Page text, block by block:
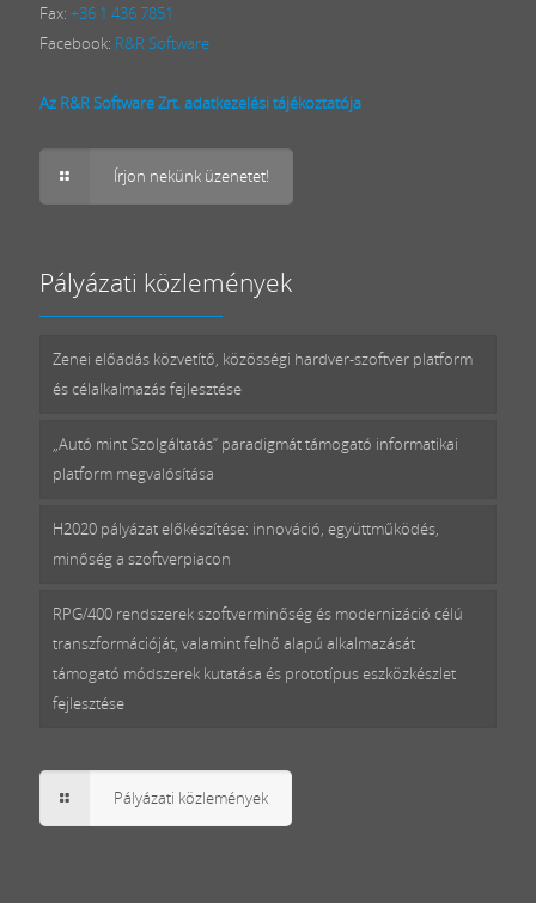
Fax: +36 1 436 7851
Facebook: R&R Software
Az R&R Software Zrt. adatkezelési tájékoztatója
Írjon nekünk üzenetet!
Pályázati közlemények
Zenei előadás közvetítő, közösségi hardver-szoftver platform
és célalkalmazás fejlesztése
„Autó mint Szolgáltatás” paradigmát támogató informatikai
platform megvalósítása
H2020 pályázat előkészítése: innováció, együttműködés,
minőség a szoftverpiacon
RPG/400 rendszerek szoftverminőség és modernizáció célú
transzformációját, valamint felhő alapú alkalmazását
támogató módszerek kutatása és prototípus eszközkészlet
fejlesztése
Pályázati közlemények